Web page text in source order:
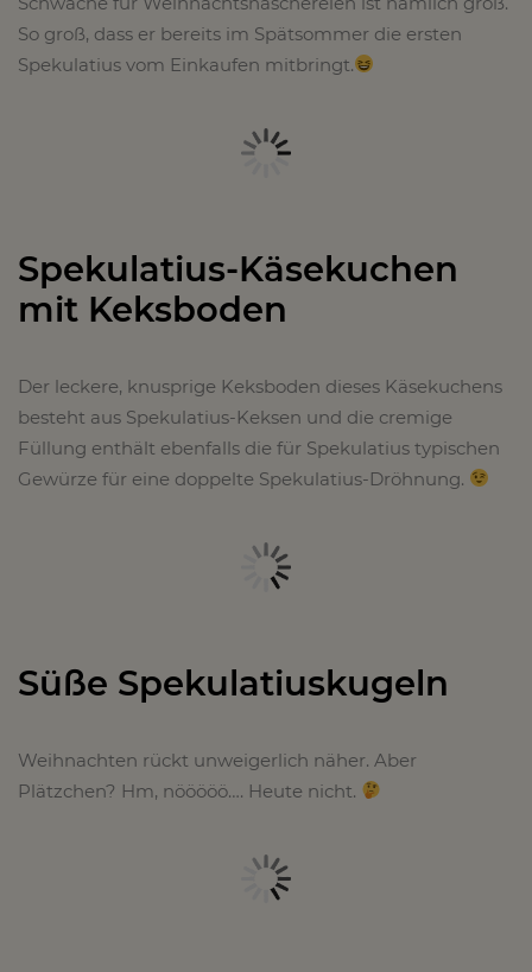
So groß, dass er bereits im Spätsommer die ersten
Spekulatius vom Einkaufen mitbringt.
Spekulatius-Käsekuchen
mit Keksboden
Der leckere, knusprige Keksboden dieses Käsekuchens
besteht aus Spekulatius-Keksen und die cremige
Füllung enthält ebenfalls die für Spekulatius typischen
Gewürze für eine doppelte Spekulatius-Dröhnung.
Süße Spekulatiuskugeln
Weihnachten rückt unweigerlich näher. Aber
Plätzchen? Hm, nööööö…. Heute nicht.